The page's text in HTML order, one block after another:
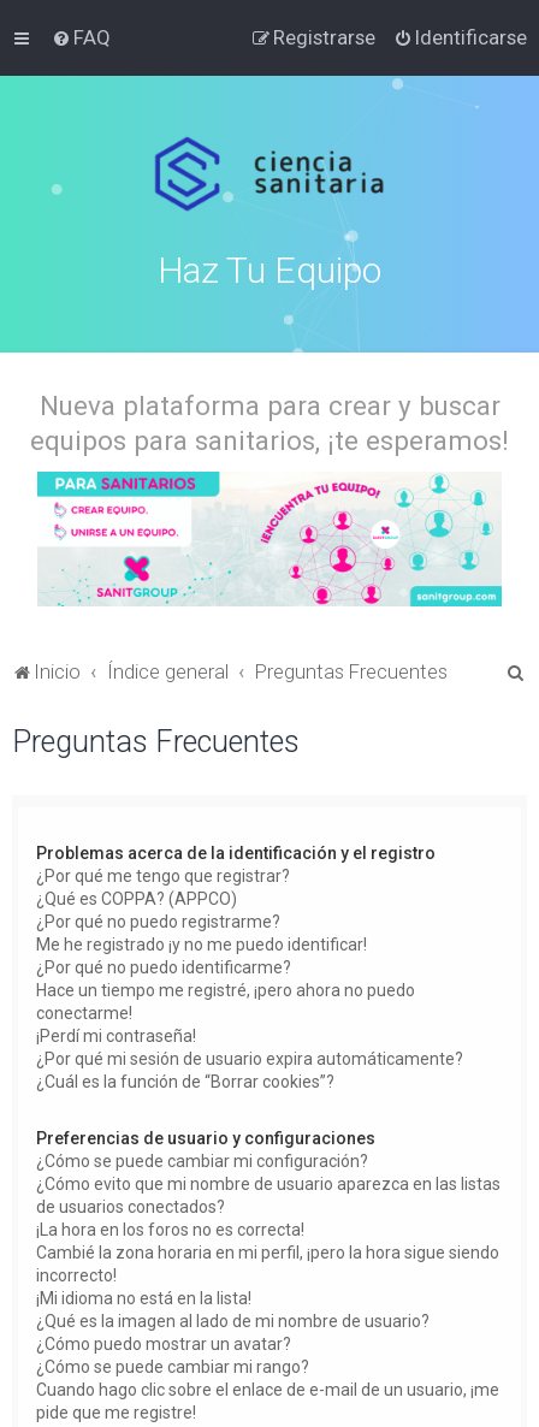
FAQ Identificarse
Registrarse
Haz Tu Equipo
Nueva plataforma para crear y buscar
equipos para sanitarios, ¡te esperamos!
Inicio Índice general Preguntas Frecuentes
Preguntas Frecuentes
Problemas acerca de la identificación y el registro
¿Por qué me tengo que registrar?
¿Qué es COPPA? (APPCO)
¿Por qué no puedo registrarme?
Me he registrado ¡y no me puedo identificar!
¿Por qué no puedo identificarme?
Hace un tiempo me registré, ¡pero ahora no puedo
conectarme!
¡Perdí mi contraseña!
¿Por qué mi sesión de usuario expira automáticamente?
¿Cuál es la función de “Borrar cookies”?
Preferencias de usuario y configuraciones
¿Cómo se puede cambiar mi configuración?
¿Cómo evito que mi nombre de usuario aparezca en las listas
de usuarios conectados?
¡La hora en los foros no es correcta!
Cambié la zona horaria en mi perfil, ¡pero la hora sigue siendo
incorrecto!
¡Mi idioma no está en la lista!
¿Qué es la imagen al lado de mi nombre de usuario?
¿Cómo puedo mostrar un avatar?
¿Cómo se puede cambiar mi rango?
Cuando hago clic sobre el enlace de e-mail de un usuario, ¡me
pide que me registre!